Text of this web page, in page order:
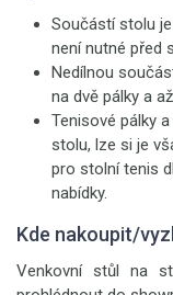
Součástí stolu
není nutné před
Nedílnou
na dvě pálky a
Tenisové pálky
stolu, lze si je
pro stolní tenis
nabídky.
Kde nakoupit/
Venkovní stůl na